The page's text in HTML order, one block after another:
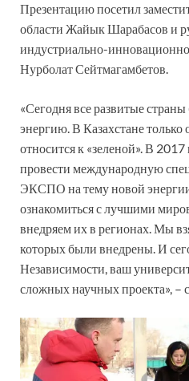
Презентацию посетил
области Жайык Шарабасов и
индустриально-
Нурболат Сейтмагамбетов.
«Сегодня все развитые
энергию. В Казахстане только
относится к «зеленой». В
провести международную
ЭКСПО на тему новой
ознакомиться с лучшими
внедряем их в регионах. Мы
которых были внедрены. И
Независимости, ваш
сложных научных проекта», –